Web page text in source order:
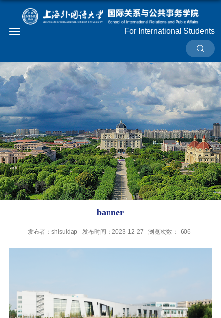
For International Students
banner
发布者：shisuldap 发布时间：2023-12-27 浏览次数： 606